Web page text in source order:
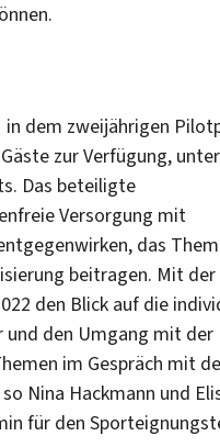
dem zweijährigen
zur Verfügung, unter
Das beteiligte
Versorgung mit
das
beitragen. Mit der
den Blick auf die
und den Umgang mit der
im Gespräch mit
Nina Hackmann und
für den